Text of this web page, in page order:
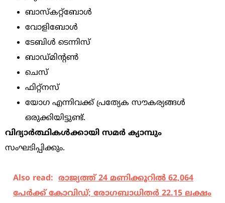
ബാസ്കറ്റ്ബോൾ
വോളിബോൾ
ടേബിൾ ടെന്നിസ്
ബാഡ്മിന്റൺ
ചെസ്
ഫിറ്റ്നസ്
യോഗ എന്നിവക്ക് പ്രത്യേക സൗകര്യങ്ങൾ
ഒരുക്കിയിട്ടുണ്ട്.
വിദ്യാർത്ഥികൾക്കായി സമർ ക്യാമ്പും
സംഘടിപ്പിക്കും.
Also read: രാജ്യത്ത് 24 മണിക്കൂറില്‍ 62,064
പേര്‍ക്ക് കോവിഡ്; രോഗബാധിതര്‍ 22.15 ലക്ഷം